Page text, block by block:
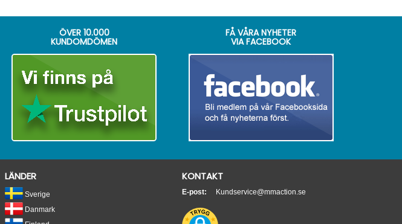
ÖVER 10.000
KUNDOMDÖMEN
FÅ VÅRA NYHETER
VIA FACEBOOK
LÄNDER
Sverige
Danmark
KONTAKT
E-post: Kundservice@mmaction.se